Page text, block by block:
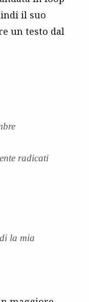
il suo
un testo dal
radicati
la mia